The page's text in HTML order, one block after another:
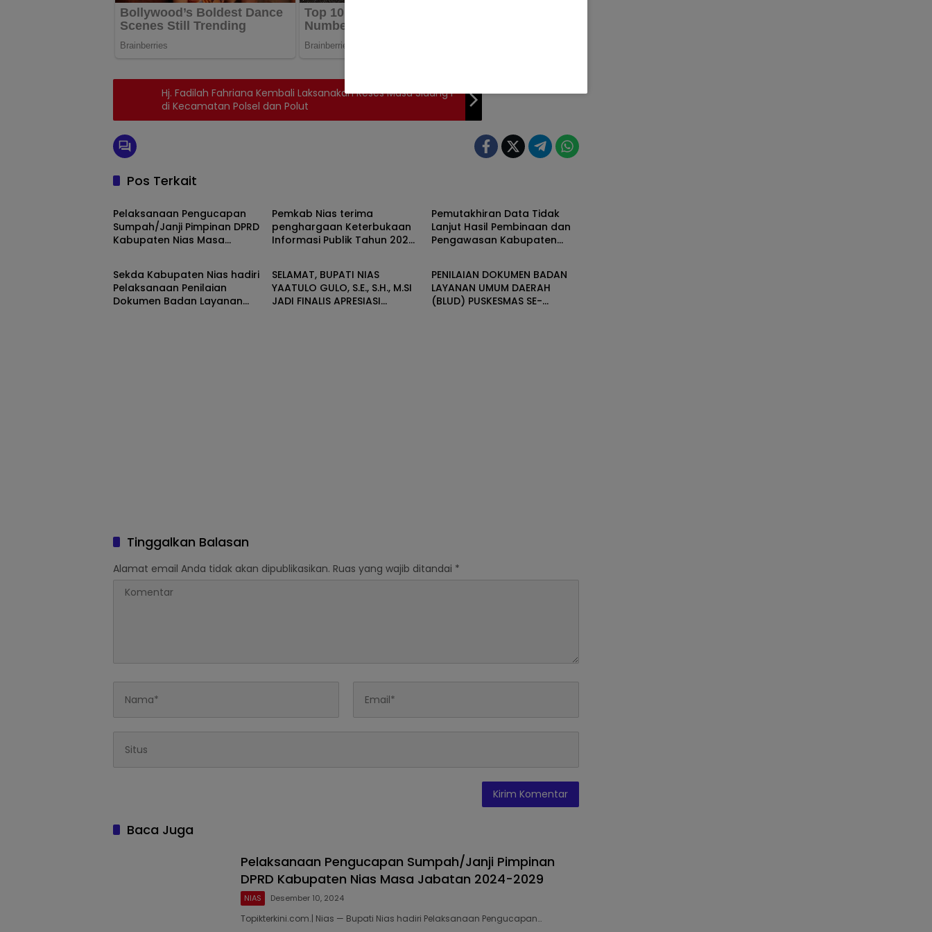
Hj. Fadilah Fahriana Kembali Laksanakan Reses Masa Sidang I
di Kecamatan Polsel dan Polut
Pos Terkait
NIAS
Pelaksanaan Pengucapan
Sumpah/Janji Pimpinan DPRD
Kabupaten Nias Masa
Pemkab Nias terima
penghargaan Keterbukaan
Informasi Publik Tahun 2024,
Pemutakhiran Data Tidak
Lanjut Hasil Pembinaan dan
Pengawasan Kabupaten
NIAS
Sekda Kabupaten Nias hadiri
Pelaksanaan Penilaian
Dokumen Badan Layanan
NIAS
SELAMAT, BUPATI NIAS
YAATULO GULO, S.E., S.H., M.SI
JADI FINALIS APRESIASI
NIAS
PENILAIAN DOKUMEN BADAN
LAYANAN UMUM DAERAH
(BLUD) PUSKESMAS SE-
Tinggalkan Balasan
Alamat email Anda tidak akan dipublikasikan. Ruas yang wajib ditandai *
Baca Juga
Pelaksanaan Pengucapan Sumpah/Janji Pimpinan
DPRD Kabupaten Nias Masa Jabatan 2024-2029
NIAS Desember 10, 2024
Topikterkini.com.| Nias — Bupati Nias hadiri Pelaksanaan Pengucapan…